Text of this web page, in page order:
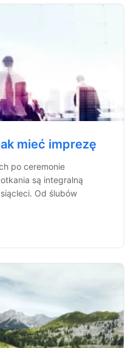
mieć imprezę
po ceremonie
są integralną
Od ślubów